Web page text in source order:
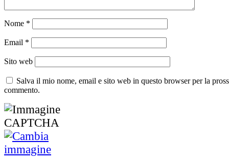
Nome *
Email *
Sito web
Salva il mio nome, email e sito web in questo browser per la
commento.